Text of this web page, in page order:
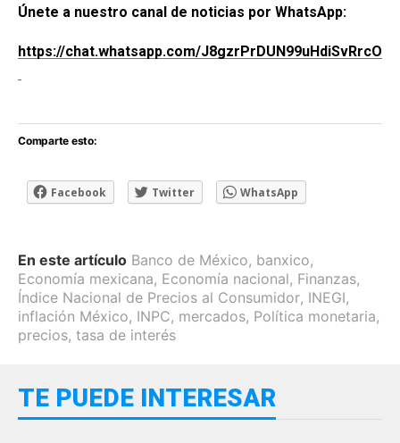
Únete a nuestro canal de noticias por WhatsApp:
https://chat.whatsapp.com/J8gzrPrDUN99uHdiSvRrcO
Comparte esto:
Facebook Twitter WhatsApp
En este artículo Banco de México, banxico,
Economía mexicana, Economía nacional, Finanzas,
Índice Nacional de Precios al Consumidor, INEGI,
inflación México, INPC, mercados, Política monetaria,
precios, tasa de interés
TE PUEDE INTERESAR